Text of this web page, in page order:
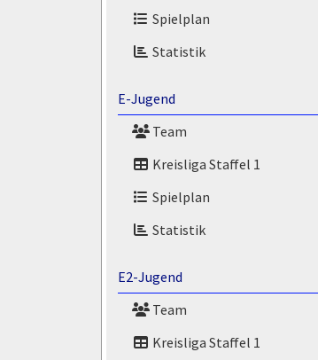
Spielplan
Statistik
E-Jugend
Team
Kreisliga Staffel 1
Spielplan
Statistik
E2-Jugend
Team
Kreisliga Staffel 1